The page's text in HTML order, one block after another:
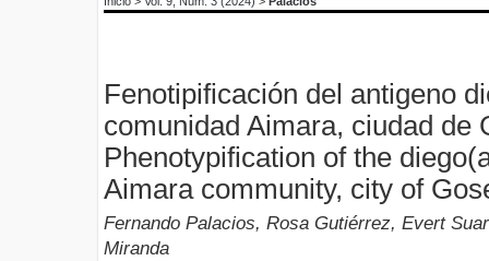
Fenotipificación del antigeno
comunidad Aimara, ciudad de
Phenotypification of the
Aimara community, city of
Fernando Palacios, Rosa Gutiérrez, Evert
Miranda